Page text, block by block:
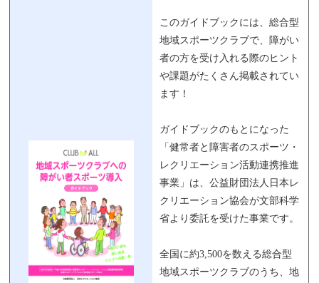
このガイドブックには、総合型
地域スポーツクラブで、障がい
者の方を受け入れる際のヒント
や課題がたくさん掲載されてい
ます！
ガイドブックのもとになった
「健常者と障害者のスポーツ・
レクリエーション活動連携推進
事業」は、公益財団法人日本レ
クリエーション協会が文部科学
省より委託を受けた事業です。
全国に約3,500を数える総合型
地域スポーツクラブのうち、地